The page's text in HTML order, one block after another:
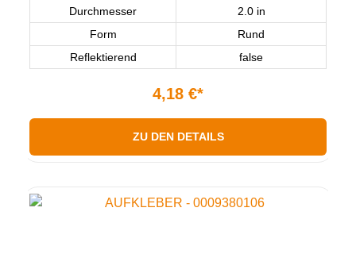
Durchmesser
2.0 in
Form
Rund
Reflektierend
false
4,18 €*
ZU DEN DETAILS